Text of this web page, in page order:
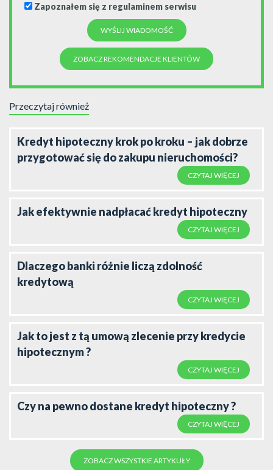
Zapoznałem się z regulaminem serwisu
ZOBACZ REKOMENDACJE KLIENTÓW
Przeczytaj również
Kredyt hipoteczny krok po kroku – jak dobrze
przygotować się do zakupu nieruchomości?
CZYTAJ WIĘCEJ
Jak efektywnie nadpłacać kredyt hipoteczny
CZYTAJ WIĘCEJ
Dlaczego banki różnie liczą zdolność
kredytową
CZYTAJ WIĘCEJ
Jak to jest z tą umową zlecenie przy kredycie
hipotecznym ?
CZYTAJ WIĘCEJ
Czy na pewno dostane kredyt hipoteczny ?
CZYTAJ WIĘCEJ
ZOBACZ WSZYSTKIE ARTYKUŁY